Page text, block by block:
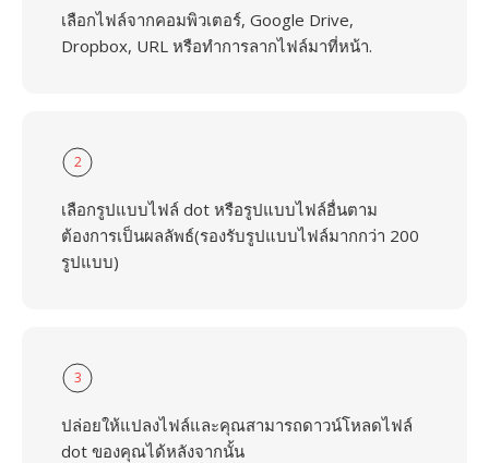
เลือกไฟล์จากคอมพิวเตอร์, Google Drive,
Dropbox, URL หรือทำการลากไฟล์มาที่หน้า.
2
เลือกรูปแบบไฟล์ dot หรือรูปแบบไฟล์อื่นตาม
ต้องการเป็นผลลัพธ์(รองรับรูปแบบไฟล์มากกว่า 200
รูปแบบ)
3
ปล่อยให้แปลงไฟล์และคุณสามารถดาวน์โหลดไฟล์
dot ของคุณได้หลังจากนั้น